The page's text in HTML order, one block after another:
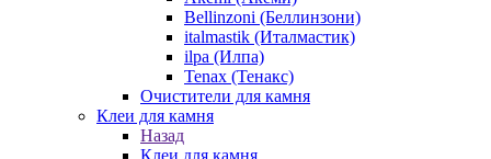
Bellinzoni (Беллинзони)
italmastik (Италмастик)
ilpa (Илпа)
Tenax (Тенакс)
Очистители для камня
Клеи для камня
Назад
Клеи для камня